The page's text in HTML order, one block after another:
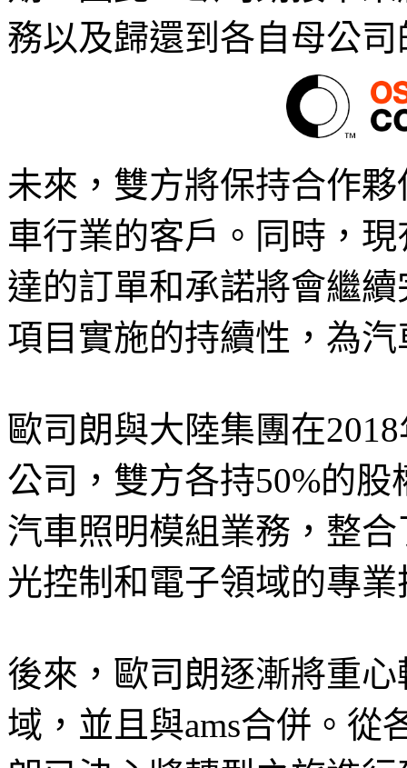
務以及歸還到各自母公
未來，雙方將保持合作
車行業的客戶。同時，
達的訂單和承諾將會繼
項目實施的持續性，為
歐司朗與大陸集團在
公司，雙方各持50%的
汽車照明模組業務，整
光控制和電子領域的專業
後來，歐司朗逐漸將重
域，並且與ams合併。從